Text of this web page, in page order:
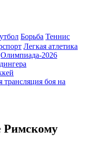
Борьба Теннис
Легкая атлетика
Олимпиада-2026
боя на
Римскому